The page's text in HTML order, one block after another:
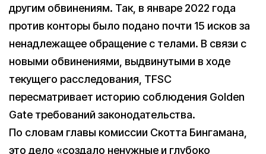
другим обвинениям. Так, в январе 2022 года
против конторы было подано почти 15 исков за
ненадлежащее обращение с телами. В связи с
новыми обвинениями, выдвинутыми в ходе
текущего расследования, TFSC
пересматривает историю соблюдения Golden
Gate требований законодательства.
По словам главы комиссии Скотта Бингамана,
это дело «создало ненужные и глубоко